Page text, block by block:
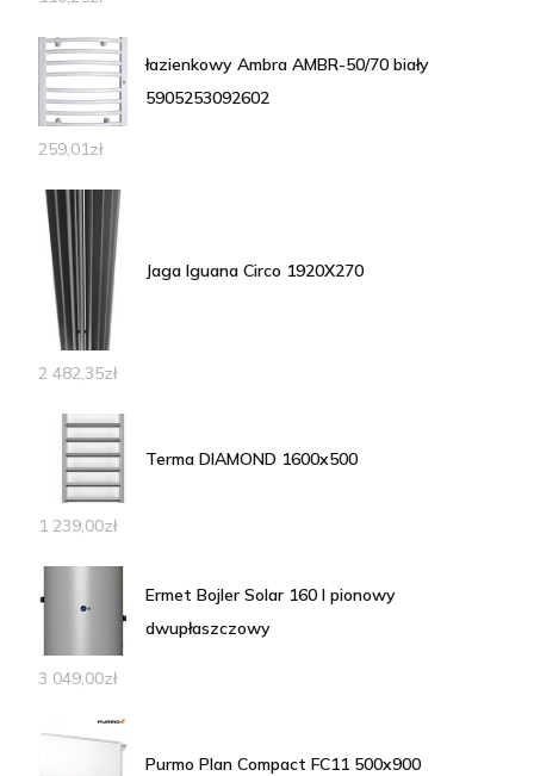
łazienkowy Ambra AMBR-50/70 biały
5905253092602
259,01zł
Jaga Iguana Circo 1920X270
2 482,35zł
Terma DIAMOND 1600x500
1 239,00zł
Ermet Bojler Solar 160 l pionowy
dwupłaszczowy
3 049,00zł
Purmo Plan Compact FC11 500x900